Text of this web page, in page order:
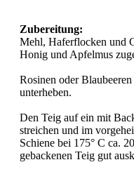
Zubereitung:
Mehl, Haferflocken und
Honig und Apfelmus
Rosinen oder
unterheben.
Den Teig auf ein mit
streichen und im
Schiene bei 175° C ca.
gebackenen Teig gut